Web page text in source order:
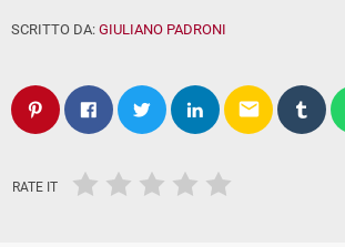
SCRITTO DA: GIULIANO PADRONI
email
RATE IT